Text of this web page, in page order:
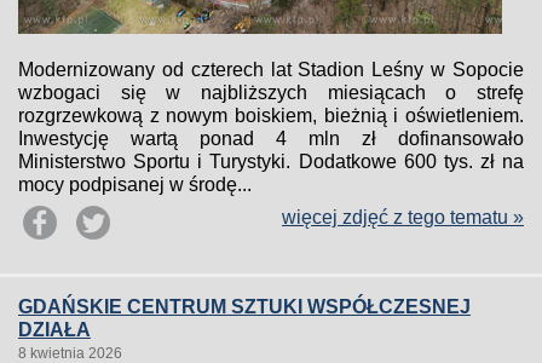
Modernizowany od czterech lat Stadion Leśny w Sopocie
wzbogaci się w najbliższych miesiącach o strefę
rozgrzewkową z nowym boiskiem, bieżnią i oświetleniem.
Inwestycję wartą ponad 4 mln zł dofinansowało
Ministerstwo Sportu i Turystyki. Dodatkowe 600 tys. zł na
mocy podpisanej w środę...
więcej zdjęć z tego tematu »
GDAŃSKIE CENTRUM SZTUKI WSPÓŁCZESNEJ
DZIAŁA
8 kwietnia 2026